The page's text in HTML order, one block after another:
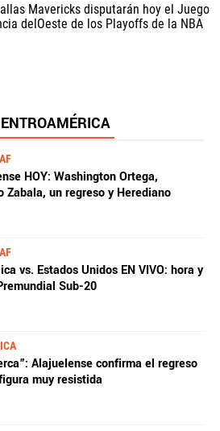
Mavericks disputarán hoy el Juego
delOeste de los Playoffs de la NBA
HOY: Washington Ortega,
Zabala, un regreso y Herediano
vs. Estados Unidos EN VIVO: hora y
Sub-20
Alajuelense confirma el regreso
muy resistida